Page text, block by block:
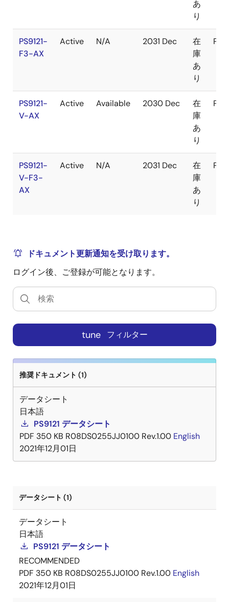
あ
り
PS9121-
F3-AX
Active N/A 2031 Dec
在
庫
あ
り
PS9121-
V-AX
Active Available 2030 Dec
在
庫
あ
り
PS9121-
V-F3-
AX
Active N/A 2031 Dec
在
庫
あ
り
ドキュメント更新通知を受け取ります。
ログイン後、ご登録が可能となります。
tune フィルター
推奨ドキュメント (1)
データシート
日本語
PS9121 データシート
PDF 350 KB R08DS0255JJ0100 Rev.1.00 English
2021年12月01日
データシート (1)
データシート
日本語
PS9121 データシート
RECOMMENDED
PDF 350 KB R08DS0255JJ0100 Rev.1.00 English
2021年12月01日